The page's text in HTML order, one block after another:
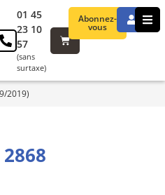
Abonnez-
vous
01 45
23 10
57
(sans
surtaxe)
2019)